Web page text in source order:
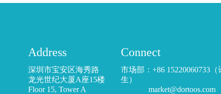
Address
深圳市宝安区海秀路
龙光世纪大厦A座15楼
Floor 15, Tower A
Connect
市场部：+86 15220060733（
生）
market@dortoos.com